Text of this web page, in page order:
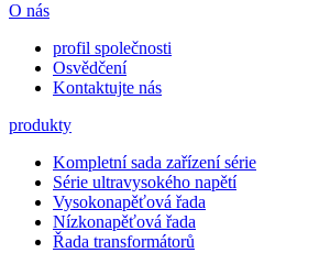
O nás
profil společnosti
Osvědčení
Kontaktujte nás
produkty
Kompletní sada zařízení série
Série ultravysokého napětí
Vysokonapěťová řada
Nízkonapěťová řada
Řada transformátorů